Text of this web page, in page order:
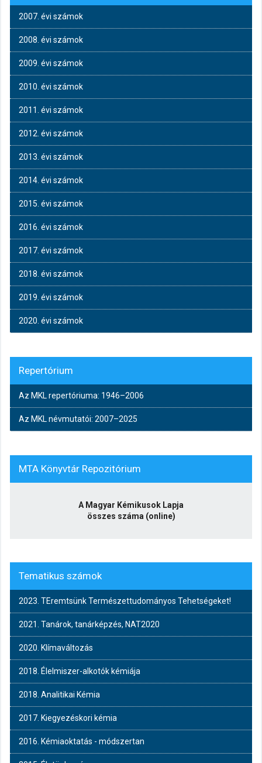
2007. évi számok
2008. évi számok
2009. évi számok
2010. évi számok
2011. évi számok
2012. évi számok
2013. évi számok
2014. évi számok
2015. évi számok
2016. évi számok
2017. évi számok
2018. évi számok
2019. évi számok
2020. évi számok
Repertórium
Az MKL repertóriuma: 1946–2006
Az MKL névmutatói: 2007–2025
MTA Könyvtár Repozitórium
A Magyar Kémikusok Lapja
összes száma (online)
Tematikus számok
2023. TEremtsünk Természettudományos Tehetségeket!
2021. Tanárok, tanárképzés, NAT2020
2020. Klímaváltozás
2018. Élelmiszer-alkotók kémiája
2018. Analitikai Kémia
2017. Kiegyezéskori kémia
2016. Kémiaoktatás - módszertan